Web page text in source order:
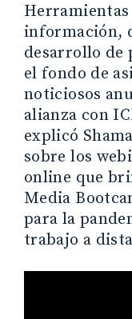
Herramientas
información,
desarrollo de
el fondo de
noticiosos
alianza con
explicó
sobre los
online que
Media
para la
trabajo a